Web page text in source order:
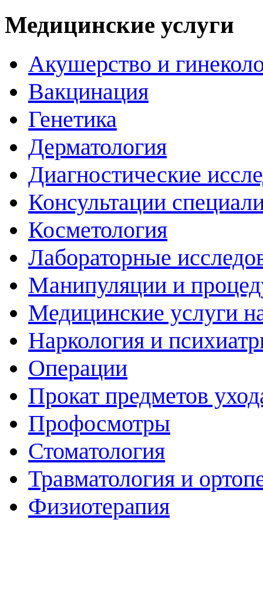
Медицинские услуги
Акушерство и
Вакцинация
Генетика
Дерматология
Диагностические
Консультации
Косметология
Лабораторные
Манипуляции и
Медицинские услуги
Наркология и
Операции
Прокат предметов
Профосмотры
Стоматология
Травматология и
Физиотерапия